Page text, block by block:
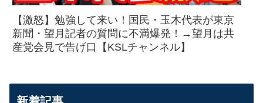
【激怒】勉強して来い！国民・玉木代表が東京
新聞・望月記者の質問に不満爆発！→望月は共
産党会見で告げ口【KSLチャンネル】